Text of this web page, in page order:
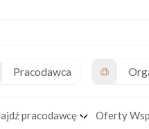
Pracodawca
pracodawcę Oferty